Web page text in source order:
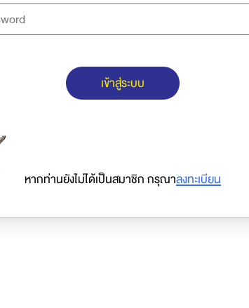
เข้าสู่ระบบ
หากท่านยังไม่ได้เป็นสมาชิก กรุณาลงทะเบียน